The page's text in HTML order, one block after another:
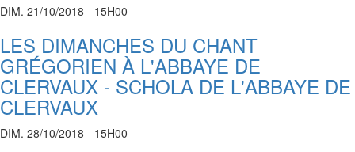
DIM. 21/10/2018 - 15H00
LES DIMANCHES DU CHANT
GRÉGORIEN À L'ABBAYE DE
CLERVAUX - SCHOLA DE L'ABBAYE DE
CLERVAUX
DIM. 28/10/2018 - 15H00